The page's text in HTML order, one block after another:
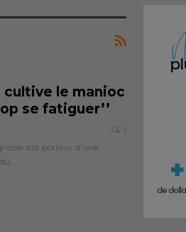
cultive le manioc
se fatiguer’’
1
soit porteur d’une